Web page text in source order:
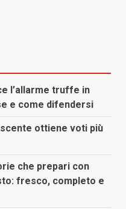
l’allarme truffe in
e come difendersi
ottiene voti più
che prepari con
fresco, completo e